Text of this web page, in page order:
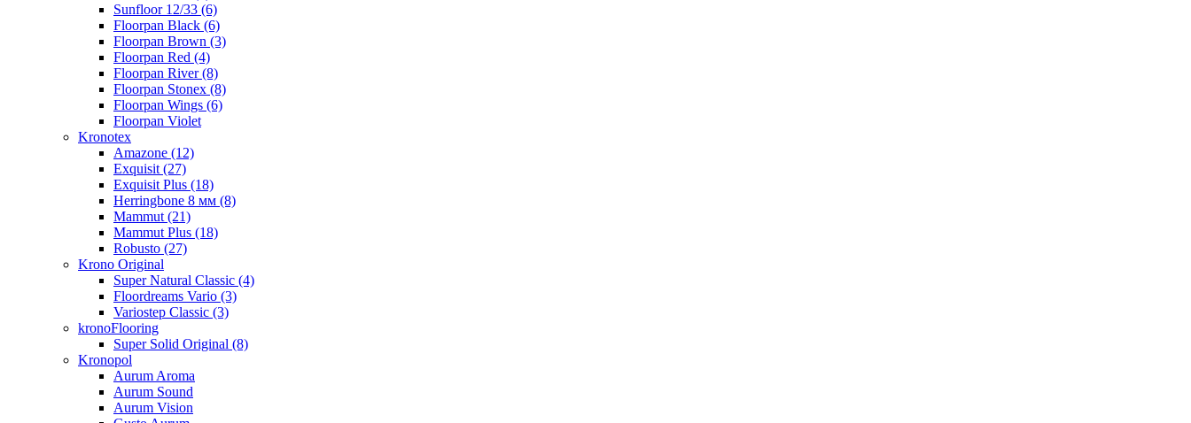
Sunfloor 12/33 (6)
Floorpan Black (6)
Floorpan Brown (3)
Floorpan Red (4)
Floorpan River (8)
Floorpan Stonex (8)
Floorpan Wings (6)
Floorpan Violet
Kronotex
Amazone (12)
Exquisit (27)
Exquisit Plus (18)
Herringbone 8 мм (8)
Mammut (21)
Mammut Plus (18)
Robusto (27)
Krono Original
Super Natural Classic (4)
Floordreams Vario (3)
Variostep Classic (3)
kronoFlooring
Super Solid Original (8)
Kronopol
Aurum Aroma
Aurum Sound
Aurum Vision